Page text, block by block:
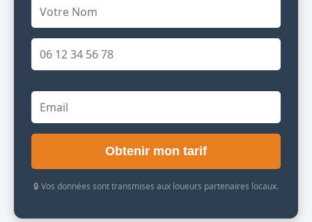
Obtenir mon tarif
🔒 Vos données sont transmises aux loueurs partenaires locaux.